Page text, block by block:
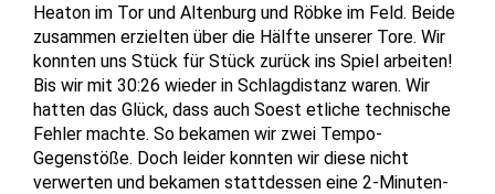
Heaton im Tor und Altenburg und Röbke im Feld. Beide
zusammen erzielten über die Hälfte unserer Tore. Wir
konnten uns Stück für Stück zurück ins Spiel arbeiten!
Bis wir mit 30:26 wieder in Schlagdistanz waren. Wir
hatten das Glück, dass auch Soest etliche technische
Fehler machte. So bekamen wir zwei Tempo-
Gegenstöße. Doch leider konnten wir diese nicht
verwerten und bekamen stattdessen eine 2-Minuten-